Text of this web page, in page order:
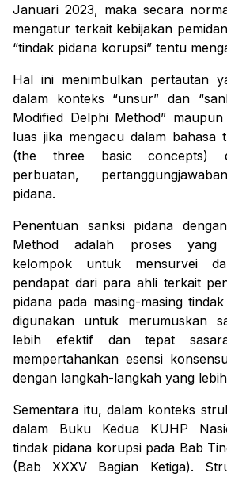
Januari 2023, maka secara
mengatur terkait kebijakan
“tindak pidana korupsi” tentu
Hal ini menimbulkan pertautan
dalam konteks “unsur” dan
Modified Delphi Method”
luas jika mengacu dalam bahasa
(the three basic concepts)
perbuatan,
pidana.
Penentuan sanksi pidana
Method adalah proses yang
kelompok untuk mensurvei
pendapat dari para ahli terkait
pidana pada masing-masing
digunakan untuk merumuskan
lebih efektif dan tepat
mempertahankan esensi
dengan langkah-langkah yang
Sementara itu, dalam konteks
dalam Buku Kedua KUHP
tindak pidana korupsi pada Bab
(Bab XXXV Bagian Ketiga).